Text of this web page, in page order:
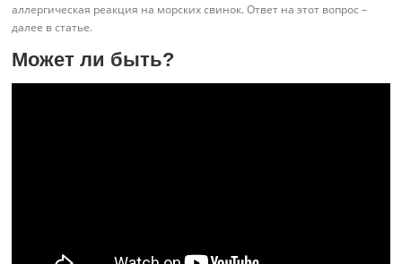
аллергическая реакция на морских свинок. Ответ на этот вопрос –
далее в статье.
Может ли быть?